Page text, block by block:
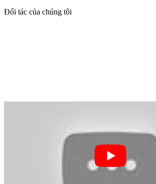
Đối tác của chúng tôi